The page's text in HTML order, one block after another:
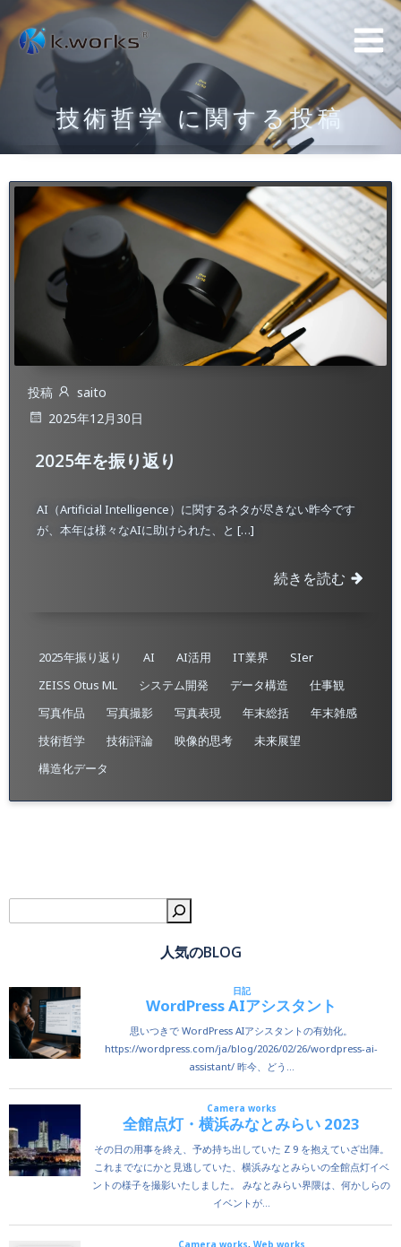
ン
テ
ン
ツ
へ
キ
プ
技術哲学 に関する投稿
投稿
saito
2025年12月30日
2025年を振り返り
AI（Artificial Intelligence）に関するネタが尽きない昨今です
が、本年は様々なAIに助けられた、と […]
続きを読む
2025年振り返り AI AI活用 IT業界
SIer
ZEISS Otus ML
システム開発 データ構造
仕事観
写真作品
写真撮影 写真表現 年末総括
年末雑感
技術哲学
技術評論 映像的思考
未来展望
構造化データ
人気のBLOG